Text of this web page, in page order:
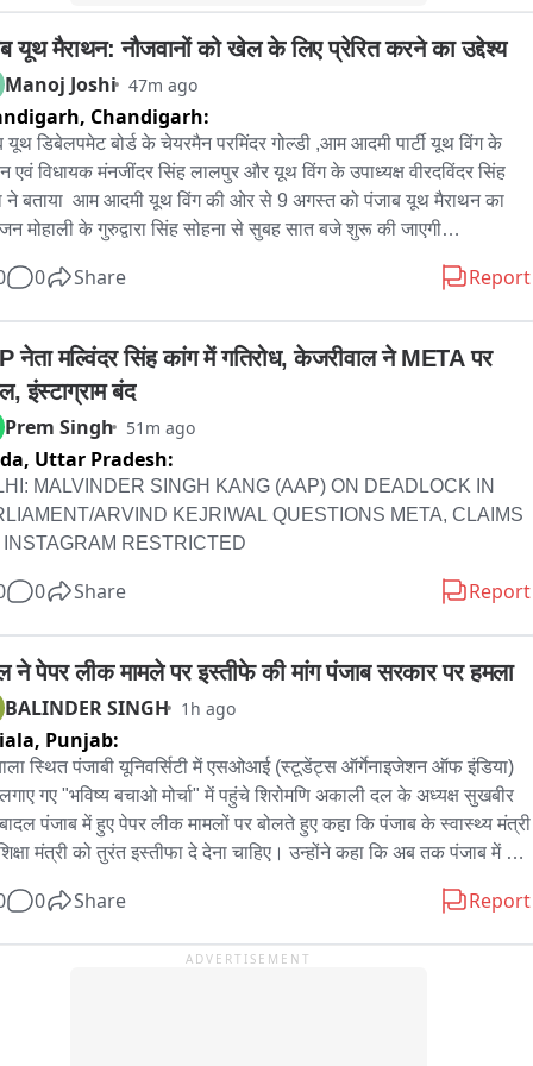
यूथ मैराथन: नौजवानों को खेल के लिए प्रेरित करने का उद्देश्य
Manoj Joshi 47m ago
Chandigarh:
यूथ डिबेलपमेट बोर्ड के चेयरमैन परमिंदर गोल्डी ,आम आदमी पार्टी यूथ विंग के
एवं विधायक मंनजींदर सिंह लालपुर और यूथ विंग के उपाध्यक्ष वीरदविंदर सिंह
ने बताया  आम आदमी यूथ विंग की ओर से 9 अगस्त को पंजाब यूथ मैराथन का
मोहाली के गुरुद्वारा सिंह सोहना से सुबह सात बजे शुरू की जाएगी
मकसद नौजवानों को खेलों की ओर लाना हैं
आदमींयूथ विंग ग्राउंड पर मजबूती से काम करो
और नशा मुक्त यूथ हो इस का संदेश दिया जाएगा
मे इनाम दिया जाएगा
पांच किलोमीटर की होगी
एथलीट और नौजवान रजिस्टर्ड को चुके हैं
0 Share Report
नेता मल्विंदर सिंह कांग में गतिरोध, केजरीवाल ने META पर
इंस्टाग्राम बंद
Prem Singh 51m ago
Uttar Pradesh:
MALVINDER SINGH KANG (AAP) ON DEADLOCK IN
ARVIND KEJRIWAL QUESTIONS META, CLAIMS
INSTAGRAM RESTRICTED
0 Share Report
ने पेपर लीक मामले पर इस्तीफे की मांग पंजाब सरकार पर हमला
BALINDER SINGH 1h ago
Punjab:
स्थित पंजाबी यूनिवर्सिटी में एसओआई (स्टूडेंट्स ऑर्गेनाइजेशन ऑफ इंडिया)
लगाए गए "भविष्य बचाओ मोर्चा" में पहुंचे शिरोमणि अकाली दल के अध्यक्ष सुखबीर
पंजाब में हुए पेपर लीक मामलों पर बोलते हुए कहा कि पंजाब के स्वास्थ्य मंत्री
मंत्री को तुरंत इस्तीफा दे देना चाहिए। उन्होंने कहा कि अब तक पंजाब में कई
कहा कि जो बातें पंजाब सरकार दिल्ली जाकर किया करती थी, आज जब
नजर आ रही है। इसके साथ ही विधानसभा में स्पीकर द्वारा दिए गए बयान पर
0 Share Report
ADVERTISEMENT